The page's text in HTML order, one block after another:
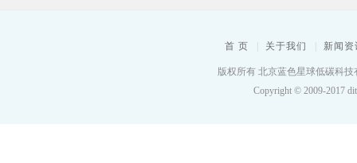
首 页 关于我们 新闻资
版权所有 北京蓝色星球低碳科技
Copyright © 2009-2017